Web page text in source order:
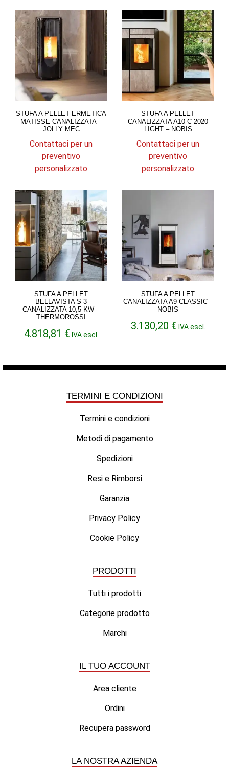
STUFA A PELLET ERMETICA
MATISSE CANALIZZATA –
JOLLY MEC
Contattaci per un
preventivo
personalizzato
STUFA A PELLET
CANALIZZATA A10 C 2020
LIGHT – NOBIS
Contattaci per un
preventivo
personalizzato
STUFA A PELLET
BELLAVISTA S 3
CANALIZZATA 10,5 KW –
THERMOROSSI
4.818,81 € IVA escl.
STUFA A PELLET
CANALIZZATA A9 CLASSIC –
NOBIS
3.130,20 € IVA escl.
TERMINI E CONDIZIONI
Termini e condizioni
Metodi di pagamento
Spedizioni
Resi e Rimborsi
Garanzia
Privacy Policy
Cookie Policy
PRODOTTI
Tutti i prodotti
Categorie prodotto
Marchi
IL TUO ACCOUNT
Area cliente
Ordini
Recupera password
LA NOSTRA AZIENDA